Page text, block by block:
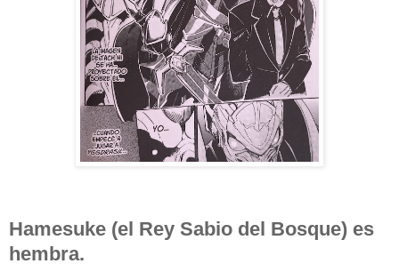
Hamesuke (el Rey Sabio del Bosque) es
hembra.